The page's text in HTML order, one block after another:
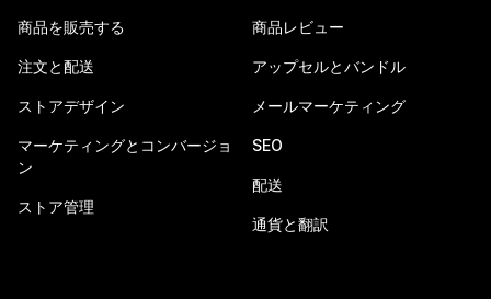
商品を販売する
注文と配送
ストアデザイン
マーケティングとコンバージョ
ン
ストア管理
商品レビュー
アップセルとバンドル
メールマーケティング
SEO
配送
通貨と翻訳